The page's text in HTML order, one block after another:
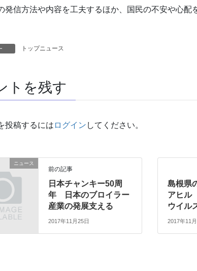
発信方法や内容を工夫するほか、国民の不安や心
トップニュース
トを残す
投稿するには ログイン してください。
ニュース
前の記事
日本チャンキー50周
年 日本のブロイラー
産業の発展支える
2017年11月25日
島根県
アヒル
ウイル
2017年11